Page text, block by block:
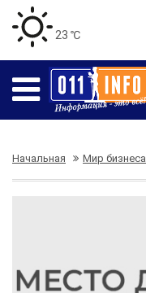
23 ℃
Начальная Мир бизнеса